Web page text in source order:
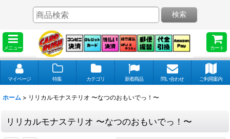
メニュー カート
検索
マイページ 特集 カテゴリ 新着商品 問い合わせ ご利用案内
ホーム > リリカルモナステリオ 〜なつのおもいでっ！〜
リリカルモナステリオ 〜なつのおもいでっ！〜